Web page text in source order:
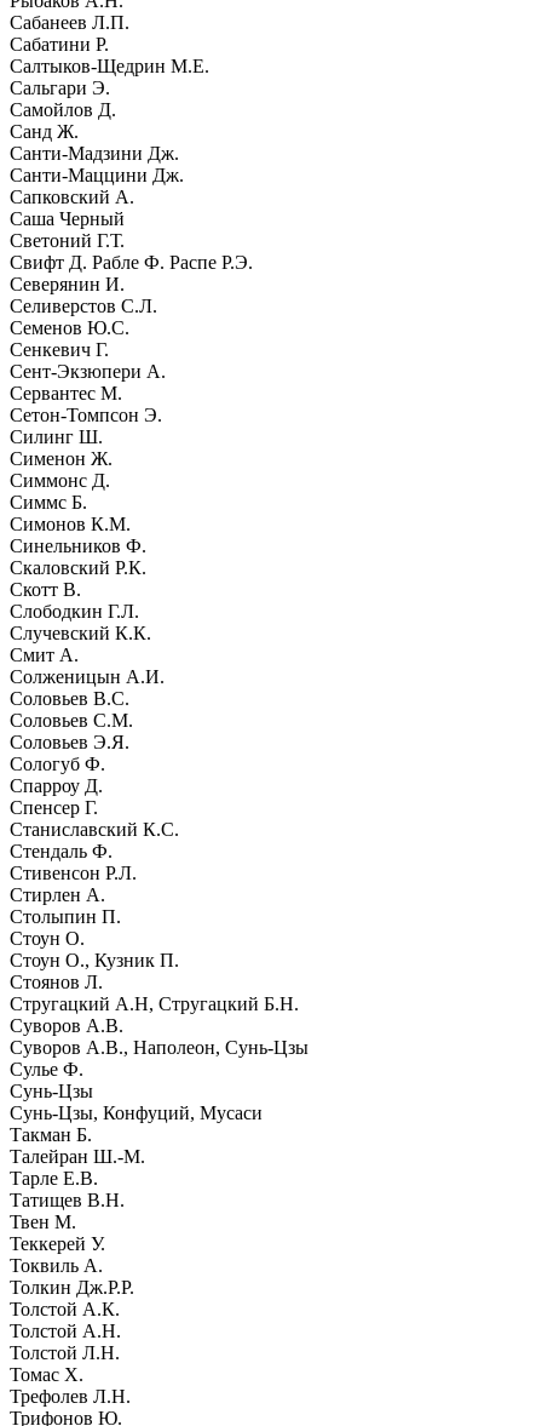
Сабанеев Л.П.
Сабатини Р.
Салтыков-Щедрин М.Е.
Сальгари Э.
Самойлов Д.
Санд Ж.
Санти-Мадзини Дж.
Санти-Маццини Дж.
Сапковский А.
Саша Черный
Светоний Г.Т.
Свифт Д. Рабле Ф. Распе Р.Э.
Северянин И.
Селиверстов С.Л.
Семенов Ю.С.
Сенкевич Г.
Сент-Экзюпери А.
Сервантес М.
Сетон-Томпсон Э.
Силинг Ш.
Сименон Ж.
Симмонс Д.
Симмс Б.
Симонов К.М.
Синельников Ф.
Скаловский Р.К.
Скотт В.
Слободкин Г.Л.
Случевский К.К.
Смит А.
Солженицын А.И.
Соловьев В.С.
Соловьев С.М.
Соловьев Э.Я.
Сологуб Ф.
Спарроу Д.
Спенсер Г.
Станиславский К.С.
Стендаль Ф.
Стивенсон Р.Л.
Стирлен А.
Столыпин П.
Стоун О.
Стоун О., Кузник П.
Стоянов Л.
Стругацкий А.Н, Стругацкий Б.Н.
Суворов А.В.
Суворов А.В., Наполеон, Сунь-Цзы
Сулье Ф.
Сунь-Цзы
Сунь-Цзы, Конфуций, Мусаси
Такман Б.
Талейран Ш.-М.
Тарле Е.В.
Татищев В.Н.
Твен М.
Теккерей У.
Токвиль А.
Толкин Дж.Р.Р.
Толстой А.К.
Толстой А.Н.
Толстой Л.Н.
Томас Х.
Трефолев Л.Н.
Трифонов Ю.